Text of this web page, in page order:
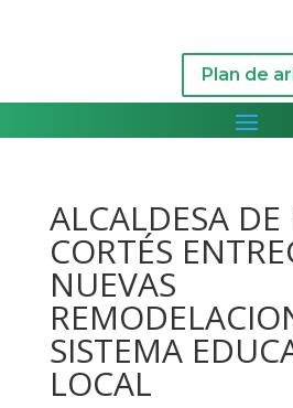
Plan de
ALCALDESA DE
CORTÉS
NUEVAS
SISTEMA
LOCAL